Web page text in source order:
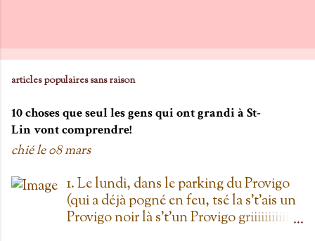
articles populaires sans raison
10 choses que seul les gens qui ont grandi à St-
Lin vont comprendre!
chié le08 mars
1. Le lundi, dans le parking du Provigo
(qui a déjà pogné en feu, tsé la s't'ais un
Provigo noir là s't'un Provigo griiiiiiiiiiis)